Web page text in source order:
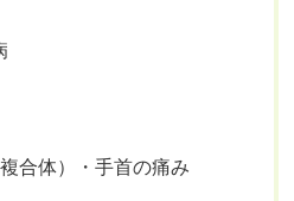
合体）・手首の痛み